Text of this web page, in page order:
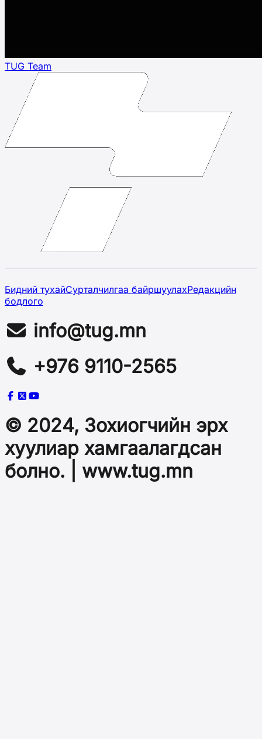
TUG Team
Бидний тухайСурталчилгаа байршуулахРедакцийн
бодлого
info@tug.mn
+976 9110-2565
© 2024, Зохиогчийн эрх
хуулиар хамгаалагдсан
болно. | www.tug.mn